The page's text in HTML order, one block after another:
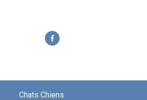
Chats Chiens